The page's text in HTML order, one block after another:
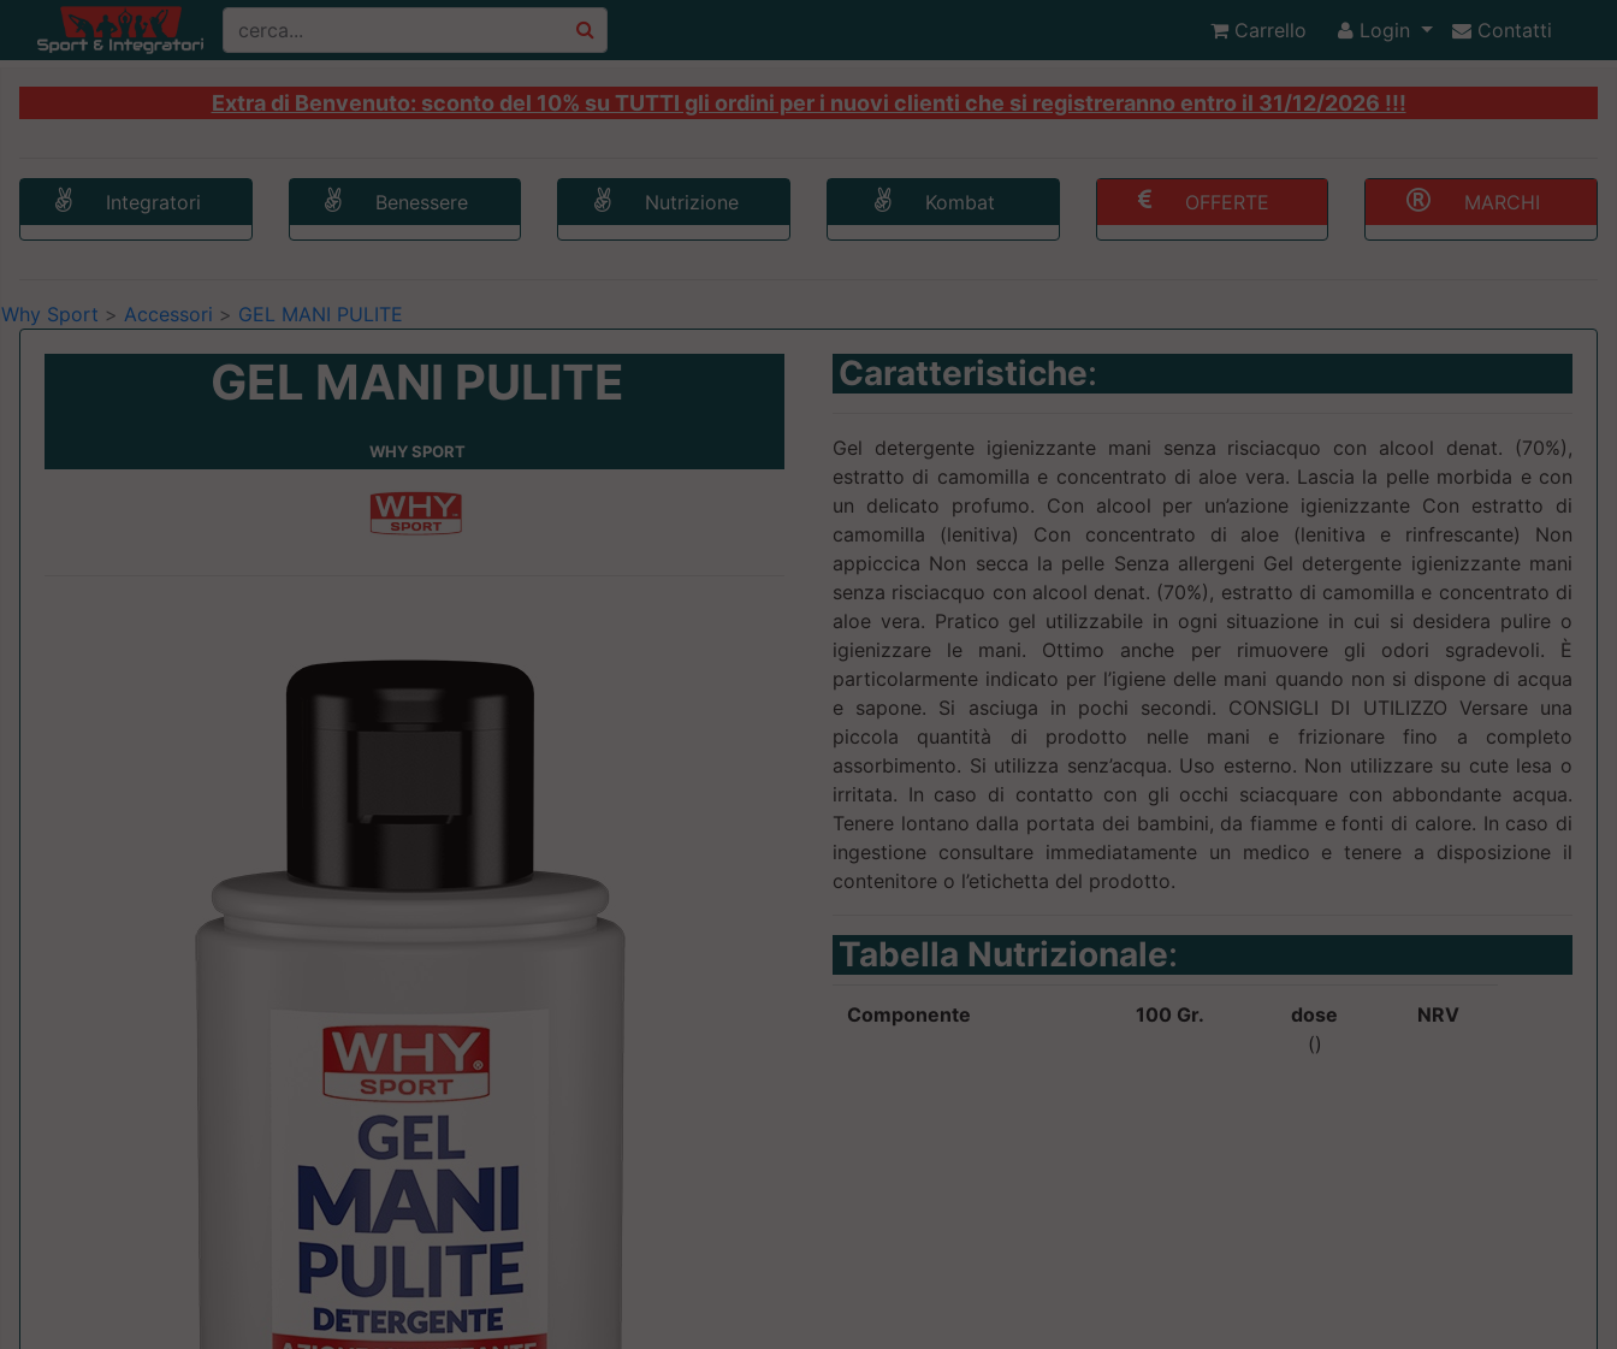
Carrello Login Contatti
Extra di Benvenuto: sconto del 10% su TUTTI gli ordini per i nuovi clienti che si registreranno entro il 31/12/2026 !!!
Integratori Benessere Nutrizione Kombat OFFERTE MARCHI
Why Sport > Accessori > GEL MANI PULITE
GEL MANI PULITE
WHY SPORT
Caratteristiche:
Gel detergente igienizzante mani senza risciacquo con alcool denat. (70%),
estratto di camomilla e concentrato di aloe vera. Lascia la pelle morbida e con
un delicato profumo. Con alcool per un’azione igienizzante Con estratto di
camomilla (lenitiva) Con concentrato di aloe (lenitiva e rinfrescante) Non
appiccica Non secca la pelle Senza allergeni Gel detergente igienizzante mani
senza risciacquo con alcool denat. (70%), estratto di camomilla e concentrato di
aloe vera. Pratico gel utilizzabile in ogni situazione in cui si desidera pulire o
igienizzare le mani. Ottimo anche per rimuovere gli odori sgradevoli. È
particolarmente indicato per l’igiene delle mani quando non si dispone di acqua
e sapone. Si asciuga in pochi secondi. CONSIGLI DI UTILIZZO Versare una
piccola quantità di prodotto nelle mani e frizionare fino a completo
assorbimento. Si utilizza senz’acqua. Uso esterno. Non utilizzare su cute lesa o
irritata. In caso di contatto con gli occhi sciacquare con abbondante acqua.
Tenere lontano dalla portata dei bambini, da fiamme e fonti di calore. In caso di
ingestione consultare immediatamente un medico e tenere a disposizione il
contenitore o l’etichetta del prodotto.
Tabella Nutrizionale:
Componente 100 Gr.
dose
()
NRV